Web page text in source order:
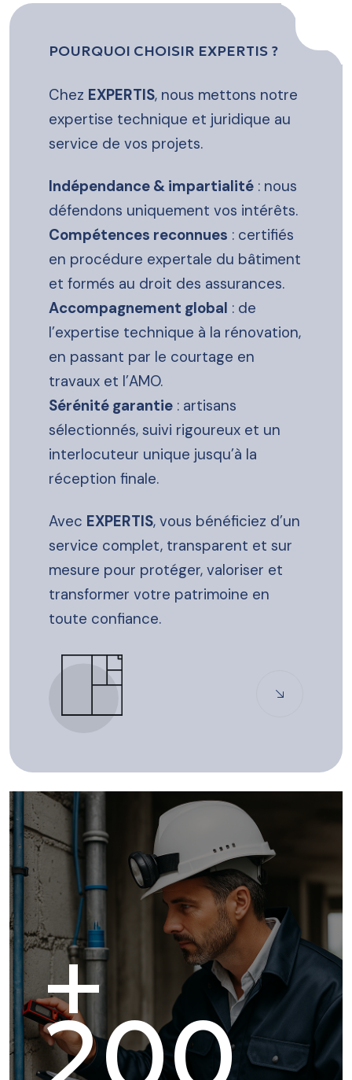
POURQUOI CHOISIR EXPERTIS ?
Chez EXPERTIS, nous mettons notre
expertise technique et juridique au
service de vos projets.
Indépendance & impartialité : nous
défendons uniquement vos intérêts.
Compétences reconnues : certifiés
en procédure expertale du bâtiment
et formés au droit des assurances.
Accompagnement global : de
l’expertise technique à la rénovation,
en passant par le courtage en
travaux et l’AMO.
Sérénité garantie : artisans
sélectionnés, suivi rigoureux et un
interlocuteur unique jusqu’à la
réception finale.
Avec EXPERTIS, vous bénéficiez d’un
service complet, transparent et sur
mesure pour protéger, valoriser et
transformer votre patrimoine en
toute confiance.
+